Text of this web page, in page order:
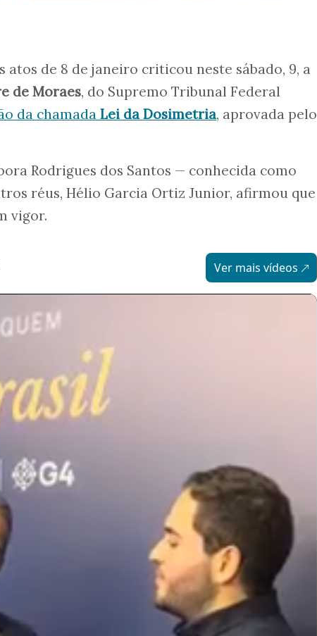
atos de 8 de janeiro criticou neste sábado, 9, a
de Moraes, do Supremo Tribunal Federal
da chamada Lei da Dosimetria, aprovada pelo
Rodrigues dos Santos — conhecida como
réus, Hélio Garcia Ortiz Junior, afirmou que
vigor.
Ver mais vídeos